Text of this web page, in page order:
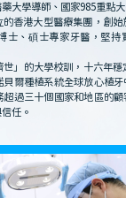
大學導師、國家985重點
香港大型醫療集團，創始
士、碩士專家牙醫，堅持
」的大學校訓，十六年穩
貝爾種植系統全球放心植
過三十個國家和地區的
任。